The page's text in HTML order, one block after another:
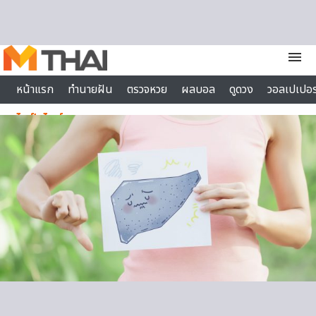
menu
หน้าแรก
ทำนายฝัน ตรวจหวย ผลบอล ดูดวง
วอลเปเป
ไลฟ์สไตล์